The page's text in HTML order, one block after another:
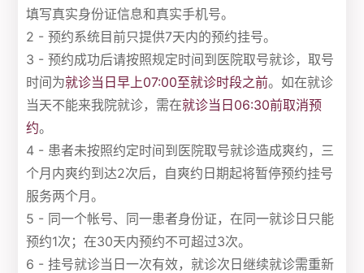
填写真实身份证信息和真实手机号。
2 - 预约系统目前只提供7天内的预约挂号。
3 - 预约成功后请按照规定时间到医院取号就诊，取号
时间为就诊当日早上07:00至就诊时段之前。如在就诊
当天不能来我院就诊，需在就诊当日06:30前取消预
约。
4 - 患者未按照约定时间到医院取号就诊造成爽约，三
个月内爽约到达2次后，自爽约日期起将暂停预约挂号
服务两个月。
5 - 同一个帐号、同一患者身份证，在同一就诊日只能
预约1次；在30天内预约不可超过3次。
6 - 挂号就诊当日一次有效，就诊次日继续就诊需重新